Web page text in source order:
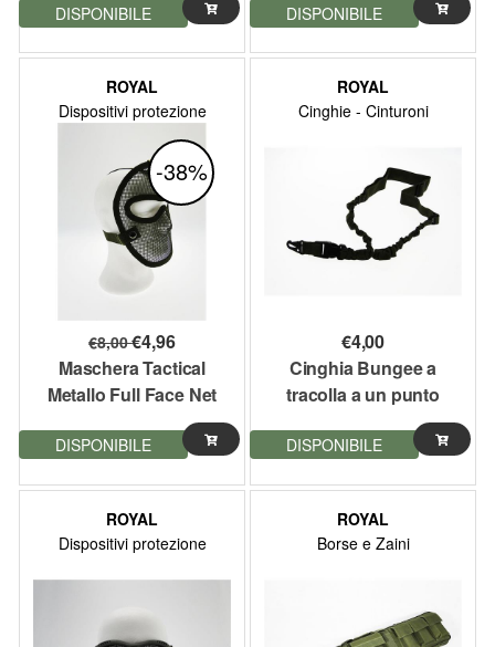
DISPONIBILE DISPONIBILE
ROYAL
Dispositivi protezione
-38%
€8,00€4,96
Maschera Tactical
Metallo Full Face Net
Verde Royal softair
DISPONIBILE
ROYAL
Cinghie - Cinturoni
€4,00
Cinghia Bungee a
tracolla a un punto
DISPONIBILE
ROYAL
Dispositivi protezione
ROYAL
Borse e Zaini